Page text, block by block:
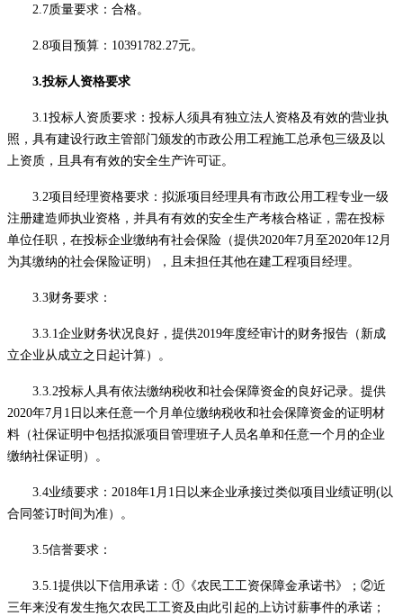
2.7质量要求：合格。
2.8项目预算：10391782.27元。
3.投标人资格要求
3.1投标人资质要求： 投标人须具有独立法人资格及有效的营业执
照， 具有建设行政主管部门颁发的市政公用工程施工总承包三级及以
上资质 ， 且具有有效的安全生产许可证。
3.2项目经理资格要求：拟派项目经理具有市政公用工程专业一级
注册建造师执业资格，并具有有效的安全生产考核合格证，需在投标
单位任职， 在投标企业缴纳有社会保险（提供2020年7月至2020年12月
为其缴纳的社会保险证明）
，且未担任其他在建工程项目经理。
3.3财务要求：
3.3.1企业财务状况良好，提供2019年度经审计的财务报告 （新成
立企业从成立之日起计算）。
3.3.2投标人具有依法缴纳税收和社会保障资金的良好记录。提供
2020年7月1日以来任意一个月单位缴纳税收和社会保障资金的证明材
料（社保证明中包括拟派项目管理班子人员名单和任意一个月的企业
缴纳社保证明）。
3.4业绩要求：2018年1月1日以来企业承接过类似项目业绩证明(以
合同签订时间为准）。
3.5信誉要求：
3.5.1提供以下信用承诺： ①《农民工工资保障金承诺书》；②近
三年来没有发生拖欠农民工工资及由此引起的上访讨薪事件的承诺；